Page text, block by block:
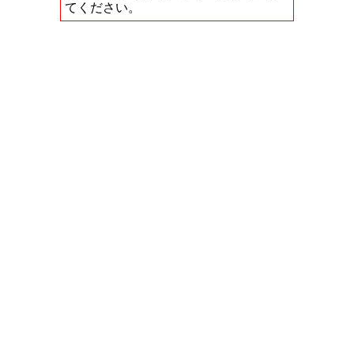
てください。